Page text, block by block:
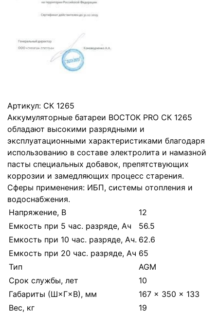
Артикул: СК 1265
Аккумуляторные батареи ВОСТОК PRO СК 1265
обладают высокими разрядными и
эксплуатационными характеристиками благодаря
использованию в составе электролита и намазной
пасты специальных добавок, препятствующих
коррозии и замедляющих процесс старения.
Cферы применения: ИБП, системы отопления и
водоснабжения.
Напряжение, В
12
Емкость при 5 час. разряде, Ач
56.5
Емкость при 10 час. разряде, Ач. 62.6
Емкость при 20 час. разряде, Ач 65
Тип
AGM
Срок службы, лет
10
Габариты (Ш×Г×В), мм
167 × 350 × 133
Вес, кг
19